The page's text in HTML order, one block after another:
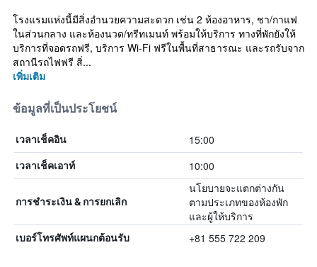
โรงแรมแห่งนี้มีสิ่งอำนวยความสะดวก เช่น 2 ห้องอาหาร, ชา/กาแฟ
ในส่วนกลาง และห้องนวด/ทรีทเมนท์ พร้อมให้บริการ ทางที่พักยังให้
บริการที่จอดรถฟรี, บริการ Wi-Fi ฟรีในพื้นที่สาธารณะ และรถรับจาก
สถานีรถไฟฟรี สิ่...
เพิ่มเติม
ข้อมูลที่เป็นประโยชน์
เวลาเช็คอิน 15:00
เวลาเช็คเอาท์ 10:00
การชำระเงิน & การยกเลิก
นโยบายจะแตกต่างกัน
ตามประเภทของห้องพัก
และผู้ให้บริการ
เบอร์โทรศัพท์แผนกต้อนรับ +81 555 722 209